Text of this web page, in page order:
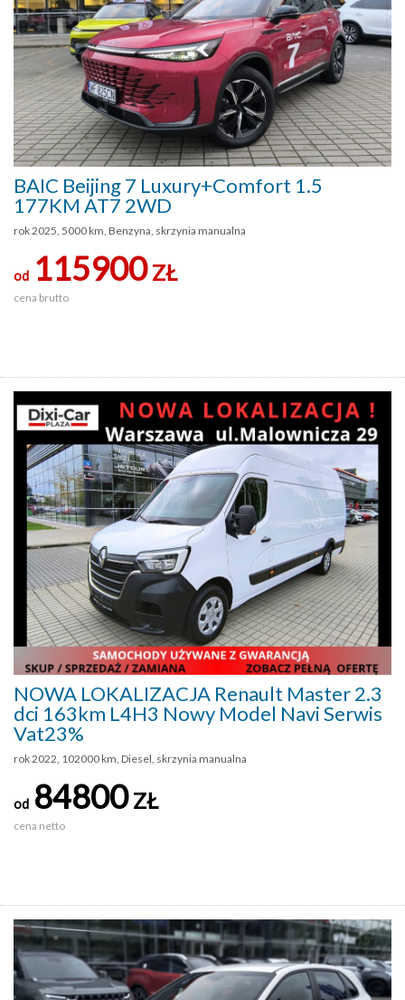
BAIC Beijing 7 Luxury+Comfort 1.5
177KM AT7 2WD
rok 2025, 5000 km, Benzyna, skrzynia manualna
od 115900ZŁ
cena brutto
NOWA LOKALIZACJA Renault Master 2.3
dci 163km L4H3 Nowy Model Navi Serwis
Vat23%
rok 2022, 102000 km, Diesel, skrzynia manualna
od 84800ZŁ
cena netto